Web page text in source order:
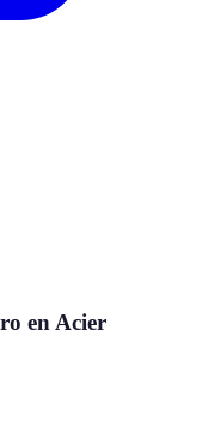
en Acier